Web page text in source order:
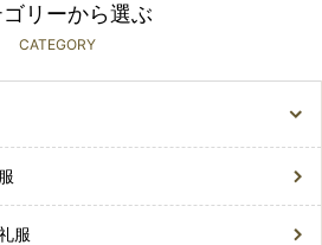
ゴリーから選ぶ
CATEGORY
服